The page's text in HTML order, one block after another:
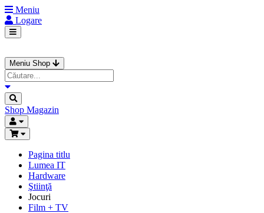
Meniu
Logare
Meniu Shop
Shop Magazin
Pagina titlu
Lumea IT
Hardware
Ştiinţă
Jocuri
Film + TV